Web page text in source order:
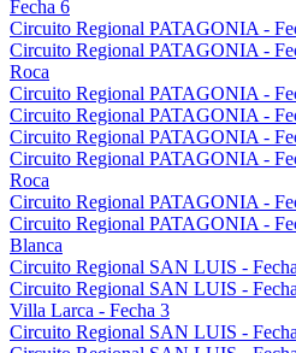
Fecha 6
Circuito Regional PATAGONIA -
Circuito Regional PATAGONIA -
Roca
Circuito Regional PATAGONIA -
Circuito Regional PATAGONIA -
Circuito Regional PATAGONIA -
Circuito Regional PATAGONIA -
Roca
Circuito Regional PATAGONIA -
Circuito Regional PATAGONIA -
Blanca
Circuito Regional SAN LUIS -
Circuito Regional SAN LUIS -
Villa Larca - Fecha 3
Circuito Regional SAN LUIS -